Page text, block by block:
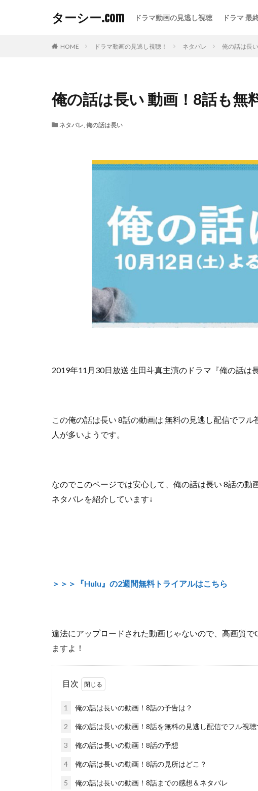
ターシー.com ドラマ動画の見逃し視聴 ドラマ 最
HOME ドラマ動画の見逃し視聴！ ネタバレ 俺の話は長
俺の話は長い 動画！8話も無
ネタバレ, 俺の話は長い
2019年11月30日放送 生田斗真主演のドラマ『俺の話は
この俺の話は長い 8話の動画は 無料の見逃し配信でフル
人が多いようです。
なのでこのページでは安心して、 俺の話は長い 8話の動
ネタバレを紹介しています↓
＞＞＞『Hulu』の2週間無料トライアルはこちら
違法にアップロードされた動画じゃないので、高画質で
ますよ！
目次
1 俺の話は長いの動画！8話の予告は？
2 俺の話は長いの動画！8話を無料の見逃し配信でフル視
3 俺の話は長いの動画！8話の予想
4 俺の話は長いの動画！8話の見所はどこ？
5 俺の話は長いの動画！8話までの感想＆ネタバレ